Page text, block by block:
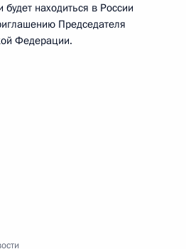
находиться в России
Председателя
Федерации.